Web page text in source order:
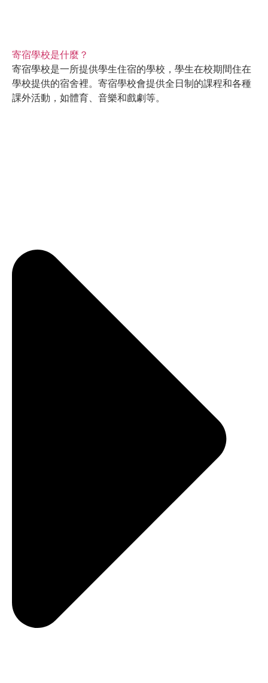
寄宿學校是什麼？
寄宿學校是一所提供學生住宿的學校，學生在校期間住在
學校提供的宿舍裡。寄宿學校會提供全日制的課程和各種
課外活動，如體育、音樂和戲劇等。